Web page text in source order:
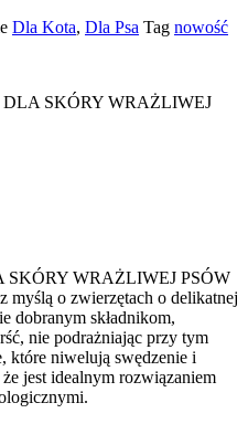
Dla Kota, Dla Psa Tag nowość
SKÓRY WRAŻLIWEJ
WRAŻLIWEJ PSÓW
o zwierzętach o delikatnej
dobranym składnikom,
nie podrażniając przy tym
które niwelują swędzenie i
jest idealnym rozwiązaniem